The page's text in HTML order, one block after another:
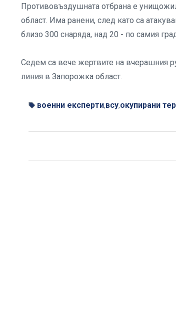
Противовъздушната отбрана е
област. Има ранени, след като са
близо 300 снаряда, над 20 - по самия
Седем са вече жертвите на вчерашния
линия в Запорожка област.
военни експерти,всу,окупирани